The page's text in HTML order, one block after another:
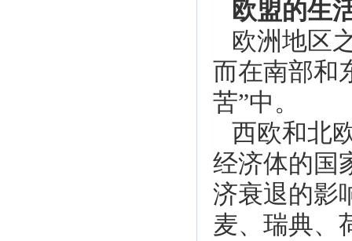
欧盟的生
欧洲地区
而在南部和
苦”中。
西欧和北
经济体的国
济衰退的影
麦、瑞典、